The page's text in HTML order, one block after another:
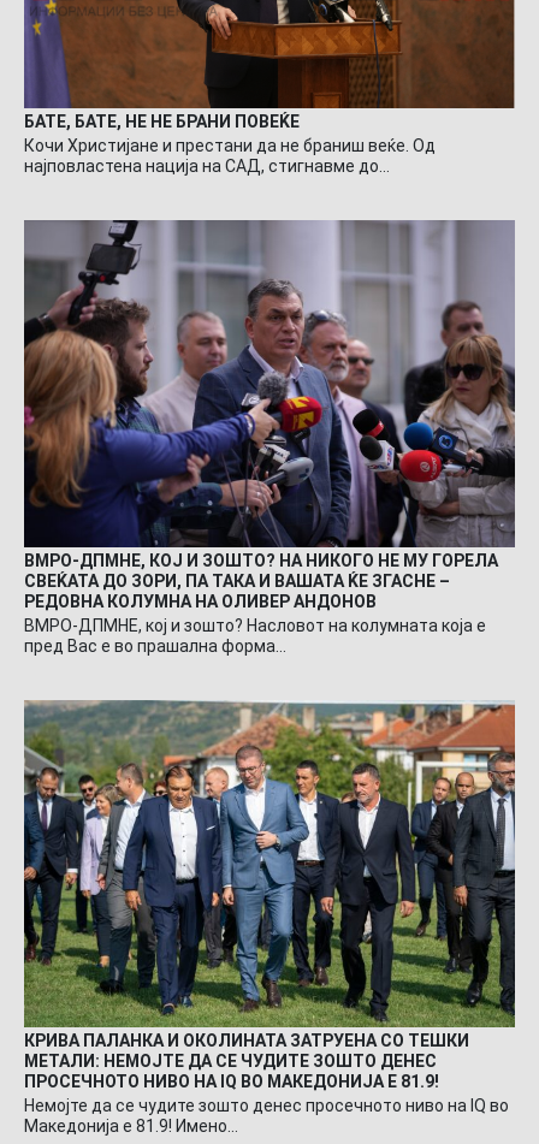
БАТЕ, БАТЕ, НЕ НЕ БРАНИ ПОВЕЌЕ
Кочи Христијане и престани да не браниш веќе. Од
најповластена нација на САД, стигнавме до…
ВМРО-ДПМНЕ, КОЈ И ЗОШТО? НА НИКОГО НЕ МУ ГОРЕЛА
СВЕЌАТА ДО ЗОРИ, ПА ТАКА И ВАШАТА ЌЕ ЗГАСНЕ –
РЕДОВНА КОЛУМНА НА ОЛИВЕР АНДОНОВ
ВМРО-ДПМНЕ, кој и зошто? Насловот на колумната која е
пред Вас е во прашална форма…
КРИВА ПАЛАНКА И ОКОЛИНАТА ЗАТРУЕНА СО ТЕШКИ
МЕТАЛИ: НЕМОЈТЕ ДА СЕ ЧУДИТЕ ЗОШТО ДЕНЕС
ПРОСЕЧНОТО НИВО НА IQ ВО МАКЕДОНИЈА Е 81.9!
Немојте да се чудите зошто денес просечното ниво на IQ во
Македонија е 81.9! Имено…